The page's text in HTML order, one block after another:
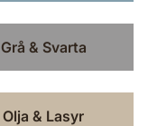
Grå & Svarta
Olja & Lasyr